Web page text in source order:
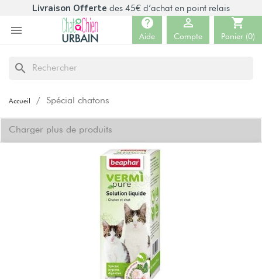
Livraison Offerte des 45€ d’achat en point relais

shopping_cart
Panier (0)
help
Aide

Compte
search
Accueil Spécial chatons
Charger plus de produits